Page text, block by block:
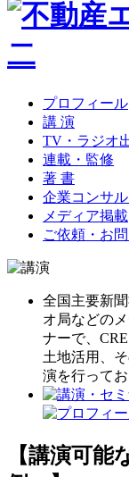
プロフィール
講 演
TV・ラジオ
連載・監修
著 書
企業コンサ
メディア掲載
ご依頼・お
全国主要新
オ局などの
ナーで、
土地活用、
演を行ってお
【講演可